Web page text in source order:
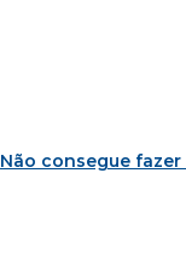
Não consegue